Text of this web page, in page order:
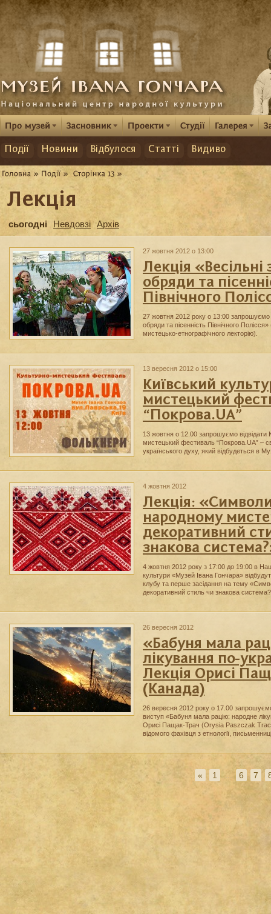
Події Новини Відбулося Статті Видиво
Лекція
сьогодні Невдовзі Архів
27 жовтня 2012 о 13:00
Лекція «Весільні
обряди та
Північного
27 жовтня 2012 року о 13:00 запрошуємо
обряди та пісенність Північного
мистецько-етнографічного лекторію).
13 вересня 2012 о 15:00
Київський
мистецький
“Покрова.UA”
13 жовтня о 12.00 запрошуємо відвідати
мистецький фестиваль “Покрова.UA” –
українського духу, який відбудеться в
4 жовтня 2012
Лекція:
народному
декоративний
знакова
4 жовтня 2012 року з 17:00 до 19:00 в
культури «Музей Івана Гончара»
клубу та перше засідання на тему
декоративний стиль чи знакова
26 вересня 2012
«Бабуня мала
лікування по-
Лекція Орисі
(Канада)
26 вересня 2012 року о 17.00
виступ «Бабуня мала рацію: народне
Орисі Пащак-Трач (Orysia Paszczak
відомого фахівця з етнології,
« 1 6 7